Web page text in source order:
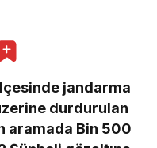
jandarma
durdurulan
aramada Bin 500